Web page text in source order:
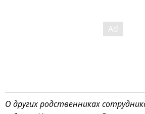
О других родственниках